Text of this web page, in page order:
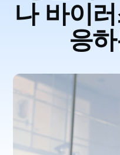
나 바이
응